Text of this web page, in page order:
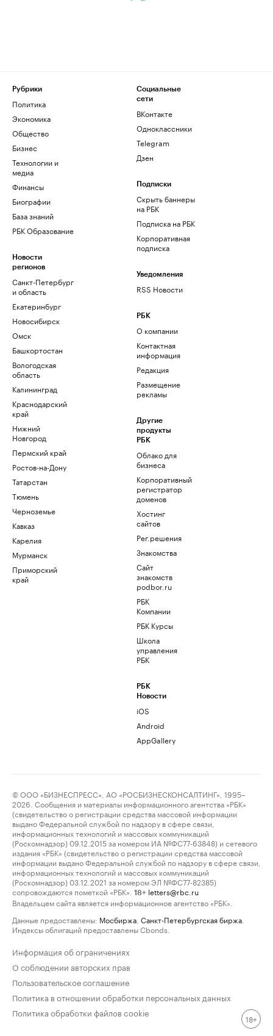
Рубрики
Политика
Экономика
Общество
Бизнес
Технологии и
медиа
Финансы
Биографии
База знаний
РБК Образование
Новости
регионов
Санкт-Петербург
и область
Екатеринбург
Новосибирск
Омск
Башкортостан
Вологодская
область
Калининград
Краснодарский
край
Нижний
Новгород
Пермский край
Ростов-на-Дону
Татарстан
Тюмень
Черноземье
Кавказ
Карелия
Мурманск
Приморский
край
Социальные
сети
ВКонтакте
Одноклассники
Telegram
Дзен
Подписки
Скрыть баннеры
на РБК
Подписка на РБК
Корпоративная
подписка
Уведомления
RSS Новости
РБК
О компании
Контактная
информация
Редакция
Размещение
рекламы
Другие
продукты
РБК
Облако для
бизнеса
Корпоративный
регистратор
доменов
Хостинг
сайтов
Рег.решения
Знакомства
Сайт
знакомств
podbor.ru
РБК
Компании
РБК Курсы
Школа
управления
РБК
РБК
Новости
iOS
Android
AppGallery
© ООО «БИЗНЕСПРЕСС», АО «РОСБИЗНЕСКОНСАЛТИНГ», 1995–
2026. Сообщения и материалы информационного агентства «РБК»
(свидетельство о регистрации средства массовой информации
выдано Федеральной службой по надзору в сфере связи,
информационных технологий и массовых коммуникаций
(Роскомнадзор) 09.12.2015 за номером ИА №ФС77-63848) и сетевого
издания «РБК» (свидетельство о регистрации средства массовой
информации выдано Федеральной службой по надзору в сфере связи,
информационных технологий и массовых коммуникаций
(Роскомнадзор) 03.12.2021 за номером ЭЛ №ФС77-82385)
сопровождаются пометкой «РБК».
18+ letters@rbc.ru
Владельцем сайта является информационное агентство «РБК».
Данные предоставлены: Мосбиржа Санкт-Петербургская биржа
Индексы облигаций предоставлены Cbonds.
Информация об ограничениях
О соблюдении авторских прав
Пользовательское соглашение
Политика в отношении обработки персональных данных
Политика обработки файлов cookie
18+